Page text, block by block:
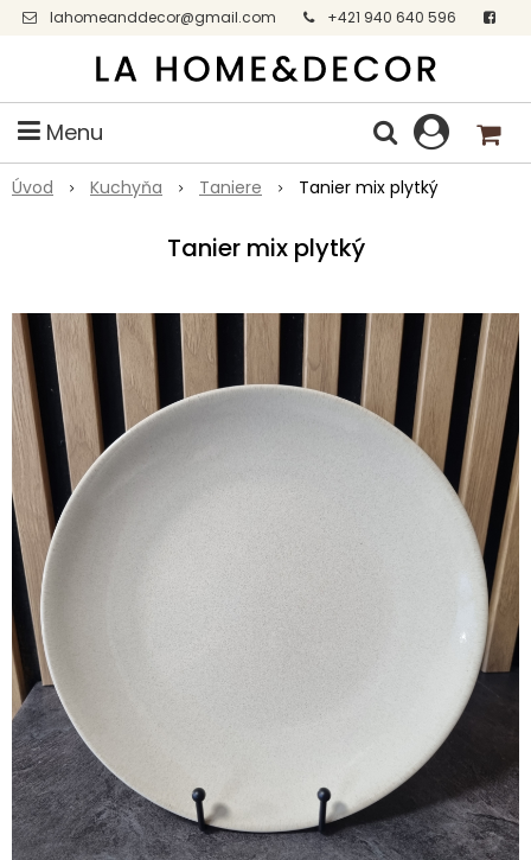
lahomeanddecor@gmail.com
+421 940 640 596
Facebook
Menu
Úvod Kuchyňa Taniere Tanier mix plytký
Tanier mix plytký